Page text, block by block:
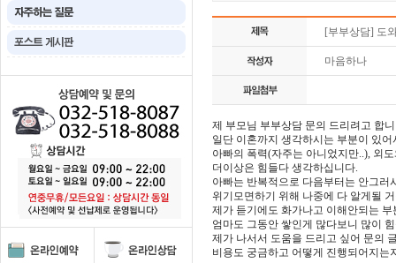
[부부상담] 도
마음하나
제 부모님 부부상담 문의 드리려고 합
일단 이혼까지 생각하시는 부분이 있
아빠의 폭력(자주는 아니었지만..), 외
더이상은 힘들다 생각하십니다.
아빠는 반복적으로 다음부터는 안그러
위기모면하기 위해 나중에 다 알게될
제가 듣기에도 화가나고 이해안되는
엄마도 그동안 쌓인게 많다보니 많이
제가 나서서 도움을 드리고 싶어 문의
비용도 궁금하고 어떻게 진행되어지는